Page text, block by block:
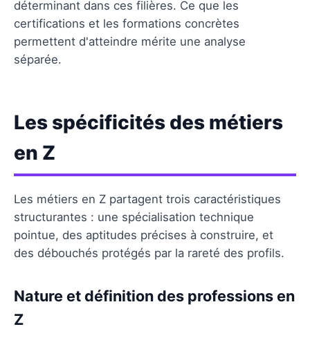
déterminant dans ces filières. Ce que les
certifications et les formations concrètes
permettent d'atteindre mérite une analyse
séparée.
Les spécificités des métiers
en Z
Les métiers en Z partagent trois caractéristiques
structurantes : une spécialisation technique
pointue, des aptitudes précises à construire, et
des débouchés protégés par la rareté des profils.
Nature et définition des professions en
Z